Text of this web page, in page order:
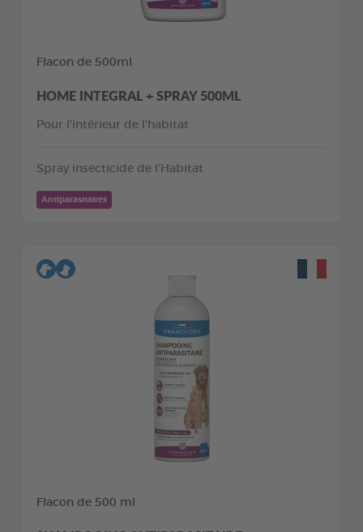
Flacon de 500ml
HOME INTEGRAL + SPRAY 500ML
Pour l'intérieur de l'habitat
Spray insecticide de l'Habitat
Antiparasitaires
Flacon de 500 ml